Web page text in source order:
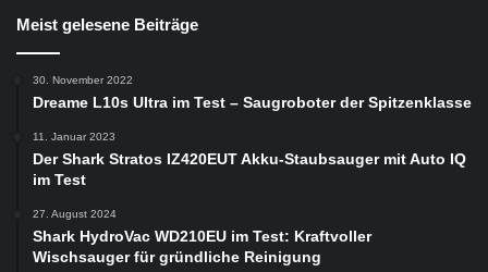
Meist gelesene Beiträge
30. November 2022
Dreame L10s Ultra im Test – Saugroboter der Spitzenklasse
11. Januar 2023
Der Shark Stratos IZ420EUT Akku-Staubsauger mit Auto IQ
im Test
27. August 2024
Shark HydroVac WD210EU im Test: Kraftvoller
Wischsauger für gründliche Reinigung